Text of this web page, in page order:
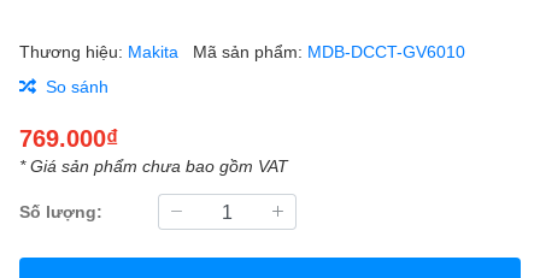
Thương hiệu: Makita Mã sản phẩm: MDB-DCCT-GV6010
So sánh
769.000₫
* Giá sản phẩm chưa bao gồm VAT
Số lượng: